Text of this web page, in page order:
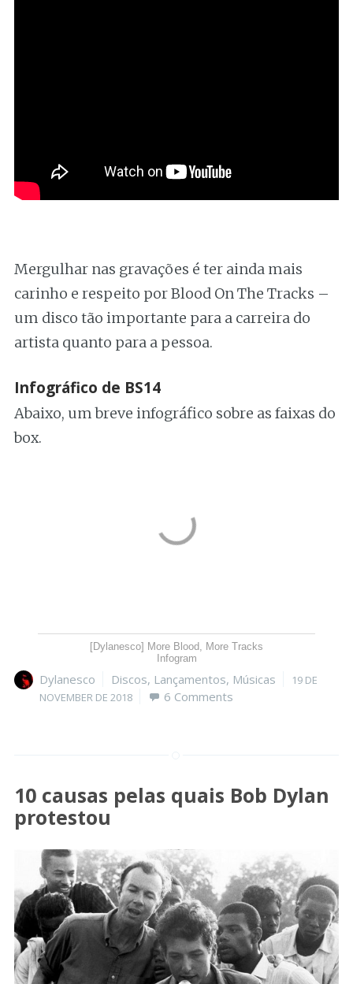
Mergulhar nas gravações é ter ainda mais
carinho e respeito por Blood On The Tracks –
um disco tão importante para a carreira do
artista quanto para a pessoa.
Infográfico de BS14
Abaixo, um breve infográfico sobre as faixas do
box.
[Dylanesco] More Blood, More Tracks
Infogram
Author
Dylanesco Categories
Discos, Lançamentos, Músicas
Posted
19 DE
NOVEMBER DE 2018
6 Comments
10 causas pelas quais Bob Dylan
protestou